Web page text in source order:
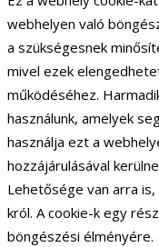
webhelyen való
a szükségesnek
mivel ezek
működéséhez.
használunk, amelyek
használja ezt a
hozzájárulásával
Lehetősége van arra
król. A cookie-k egy
böngészési élményére.